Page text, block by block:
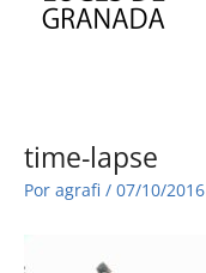
time-lapse
Por agrafi / 07/10/2016